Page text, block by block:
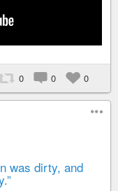
0 0 0
was dirty, and